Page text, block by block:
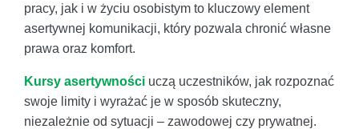
pracy, jak i w życiu osobistym to kluczowy element
asertywnej komunikacji, który pozwala chronić własne
prawa oraz komfort.
Kursy asertywności uczą uczestników, jak rozpoznać
swoje limity i wyrażać je w sposób skuteczny,
niezależnie od sytuacji – zawodowej czy prywatnej.